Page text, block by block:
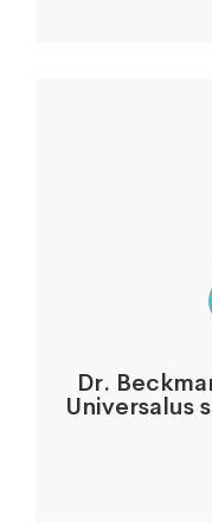
Dr.
Universalus